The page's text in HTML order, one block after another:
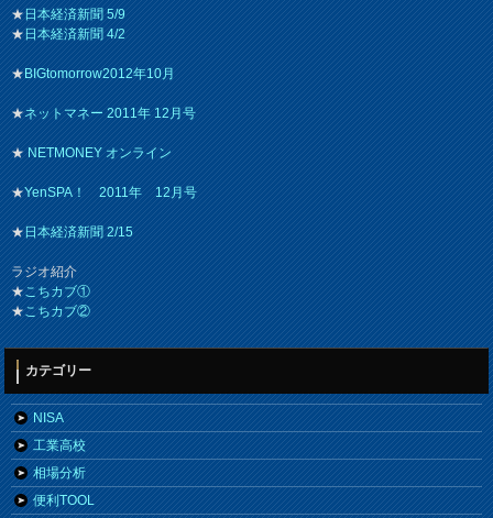
★日本経済新聞 5/9
★日本経済新聞 4/2
★BIGtomorrow2012年10月
★ネットマネー 2011年 12月号
★NETMONEY オンライン
★YenSPA！ 2011年 12月号
★日本経済新聞 2/15
ラジオ紹介
★こちカブ①
★こちカブ②
カテゴリー
NISA
工業高校
相場分析
便利TOOL